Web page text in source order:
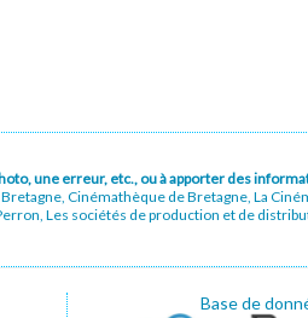
une erreur, etc., ou à apporter des
Cinémathèque de Bretagne, La
Les sociétés de production et de
Base de